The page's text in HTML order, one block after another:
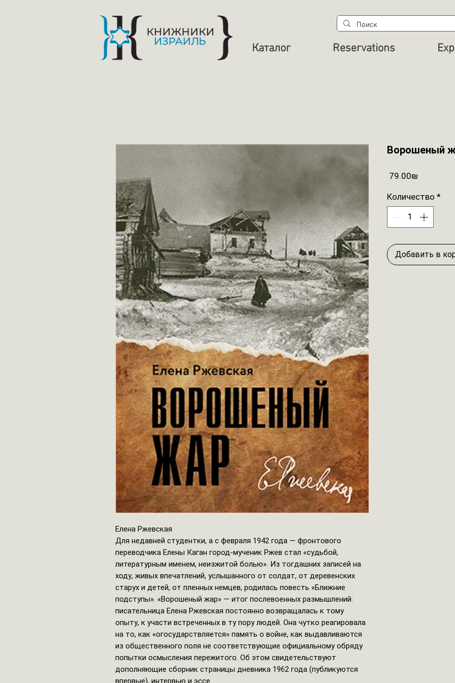
Каталог Reservations
Елена Ржевская
Для недавней студентки, а с февраля 1942 года — фронтового
переводчика Елены Каган город-мученик Ржев стал «судьбой,
литературным именем, неизжитой болью». Из тогдашних записей на
ходу, живых впечатлений, услышанного от солдат, от деревенских
старух и детей, от пленных немцев, родилась повесть «Ближние
подступы». «Ворошеный жар» — итог послевоенных размышлений:
писательница Елена Ржевская постоянно возвращалась к тому
опыту, к участи встреченных в ту пору людей. Она чутко реагировала
на то, как «огосударствляется» память о войне, как выдавливаются
из общественного поля не соответствующие официальному обряду
попытки осмысления пережитого. Об этом свидетельствуют
дополняющие сборник страницы дневника 1962 года (публикуются
впервые), интервью и эссе.
Ворошеный
‏79.00 ‏₪
Количество *
Добавить в